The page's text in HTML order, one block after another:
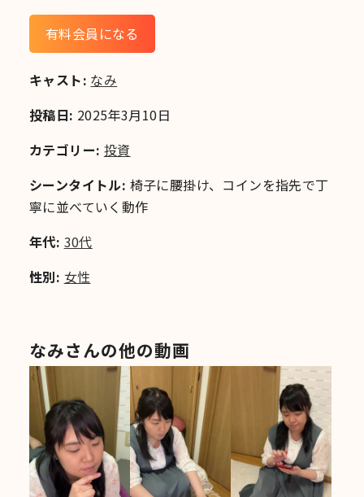
有料会員になる
キャスト: なみ
投稿日: 2025年3月10日
カテゴリー: 投資
シーンタイトル: 椅子に腰掛け、コインを指先で丁
寧に並べていく動作
年代: 30代
性別: 女性
なみさんの他の動画